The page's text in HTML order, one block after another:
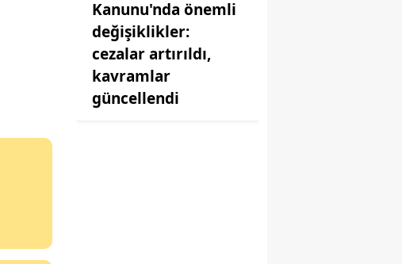
Kanunu'nda önemli
değişiklikler:
cezalar artırıldı,
kavramlar
güncellendi